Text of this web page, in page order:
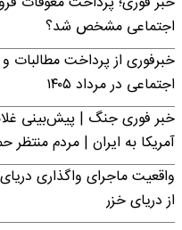
اجتماعی مشخص شد؟
خبرفوری از پرداخت مطالبات
اجتماعی در مرداد ۱۴۰۵
خبر فوری جنگ | پیش‌بینی
آمریکا به ایران | مردم منتظر
واقعیت ماجرای واگذاری
از دریای خزر